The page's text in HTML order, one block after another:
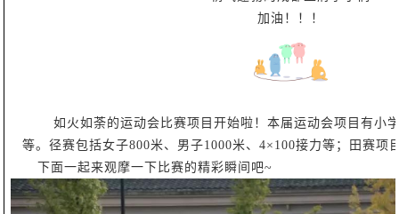
加油！！！
如火如荼的运动会比赛项目开始啦！本届运动会项目有小
等。径赛包括女子800米、男子1000米、4×100接力等；田赛
下面一起来观摩一下比赛的精彩瞬间吧~